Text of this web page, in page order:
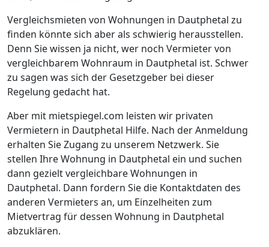
Vergleichsmieten von Wohnungen in Dautphetal zu
finden könnte sich aber als schwierig herausstellen.
Denn Sie wissen ja nicht, wer noch Vermieter von
vergleichbarem Wohnraum in Dautphetal ist. Schwer
zu sagen was sich der Gesetzgeber bei dieser
Regelung gedacht hat.
Aber mit mietspiegel.com leisten wir privaten
Vermietern in Dautphetal Hilfe. Nach der Anmeldung
erhalten Sie Zugang zu unserem Netzwerk. Sie
stellen Ihre Wohnung in Dautphetal ein und suchen
dann gezielt vergleichbare Wohnungen in
Dautphetal. Dann fordern Sie die Kontaktdaten des
anderen Vermieters an, um Einzelheiten zum
Mietvertrag für dessen Wohnung in Dautphetal
abzuklären.